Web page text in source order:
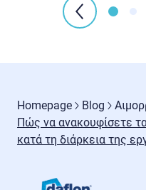
Homepage Blog
Πώς να ανακουφίσετε
κατά τη διάρκεια της